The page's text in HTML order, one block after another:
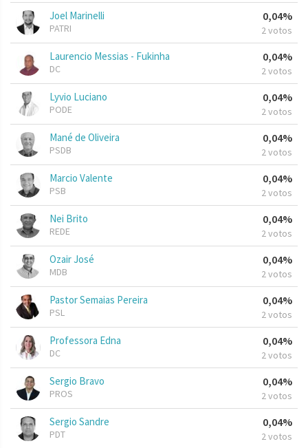
Joel Marinelli
PATRI
0,04%
2 votos
Laurencio Messias - Fukinha
DC
0,04%
2 votos
Lyvio Luciano
PODE
0,04%
2 votos
Mané de Oliveira
PSDB
0,04%
2 votos
Marcio Valente
PSB
0,04%
2 votos
Nei Brito
REDE
0,04%
2 votos
Ozair José
MDB
0,04%
2 votos
Pastor Semaias Pereira
PSL
0,04%
2 votos
Professora Edna
DC
0,04%
2 votos
Sergio Bravo
PROS
0,04%
2 votos
Sergio Sandre
PDT
0,04%
2 votos